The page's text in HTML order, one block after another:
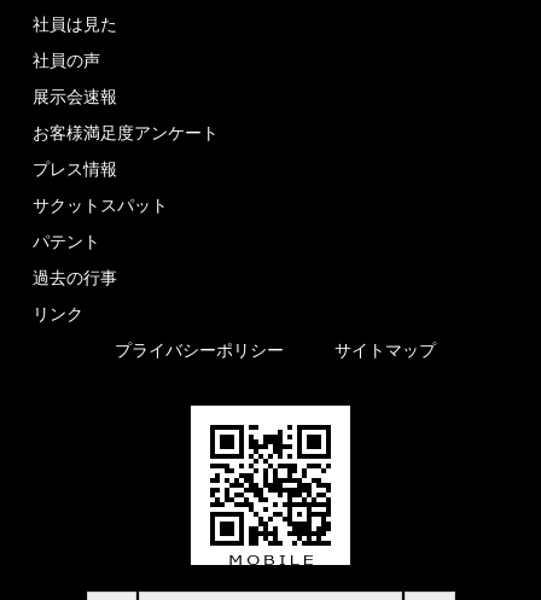
社員は見た
社員の声
展示会速報
お客様満足度アンケート
プレス情報
サクットスパット
パテント
過去の行事
リンク
プライバシーポリシー
サイトマップ